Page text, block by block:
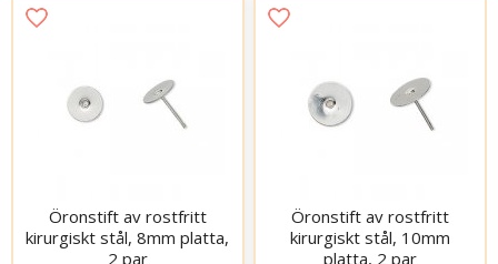
Öronstift av rostfritt
kirurgiskt stål, 8mm platta,
2 par
Öronstift av rostfritt
kirurgiskt stål, 10mm
platta, 2 par